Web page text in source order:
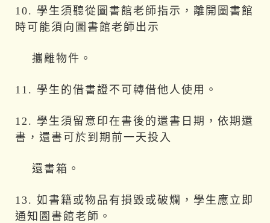
10. 學生須聽從圖書館老師指示，離開圖書館
時可能須向圖書館老師出示
攜離物件。
11. 學生的借書證不可轉借他人使用。
12. 學生須留意印在書後的還書日期，依期還
書，還書可於到期前一天投入
還書箱。
13. 如書籍或物品有損毀或破爛，學生應立即
通知圖書館老師。